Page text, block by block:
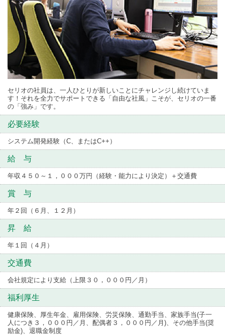
セリオの社員は、一人ひとりが新しいことにチャレンジし続けていま
す！それを全力でサポートできる「自由な社風」こそが、セリオの一番
の「強み」です。
必要経験
システム開発経験（C、またはC++）
給 与
年収４５０～１，０００万円（経験・能力により決定）＋交通費
賞 与
年２回（６月、１２月）
昇 給
年１回（４月）
交通費
会社規定により支給（上限３０，０００円／月）
福利厚生
健康保険、厚生年金、雇用保険、労災保険、通勤手当、家族手当(子一
人につき３，０００円／月、配偶者３，０００円／月)、その他手当(奨
励金)、退職金制度